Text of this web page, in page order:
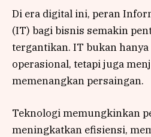
Di era digital ini, peran
(IT) bagi bisnis semakin
tergantikan. IT bukan
operasional, tetapi juga
memenangkan persaingan.
Teknologi memungkinkan
meningkatkan efisiensi,